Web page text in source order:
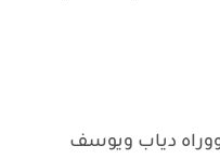
دياب ويوسف